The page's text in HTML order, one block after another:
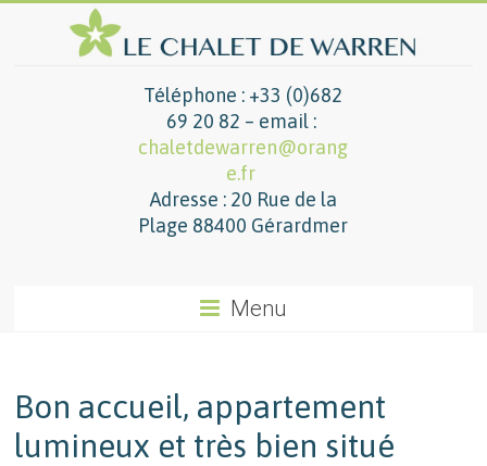
Téléphone : +33 (0)682
69 20 82 – email :
chaletdewarren@orang
e.fr
Adresse : 20 Rue de la
Plage 88400 Gérardmer
Menu
Bon accueil, appartement
lumineux et très bien situé